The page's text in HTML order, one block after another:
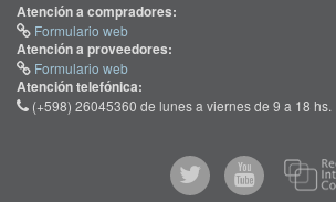
Atención a compradores:
Formulario web
Atención a proveedores:
Formulario web
Atención telefónica:
(+598) 26045360 de lunes a viernes de 9 a 18 hs.
ACCE